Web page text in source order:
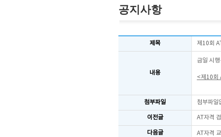
공지사항
제목 제10회
내용
금일 시
<제10회
첨부파일 첨부파일
이전글 AT자격
다음글 AT자격